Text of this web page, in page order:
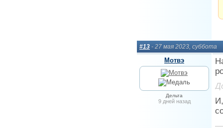
#13 - 27 мая 2023, суббота
Мотвэ
Дельта
9 дней назад